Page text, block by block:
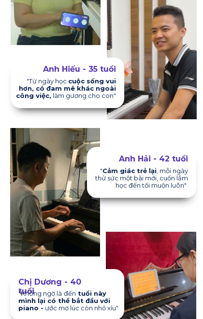
Anh Hiếu - 35 tuổi
"Từ ngày học cuộc sống vui
hơn, có đam mê khác ngoài
công việc, làm gương cho con"
Anh Hải - 42 tuổi
"Cảm giác trẻ lại , mỗi ngày
thử sức một bài mới, cuốn lắm
học đến tối muộn luôn"
Chị Dương - 40
tuổi
"Không ngờ là đến tuổi này
mình lại có thể bắt đầu với
piano - ước mơ lúc còn nhỏ xíu"